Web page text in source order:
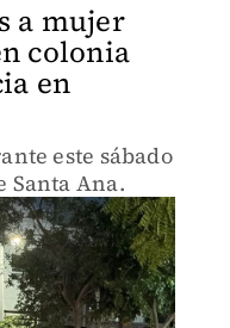
a mujer
colonia
en
este sábado
Santa Ana.